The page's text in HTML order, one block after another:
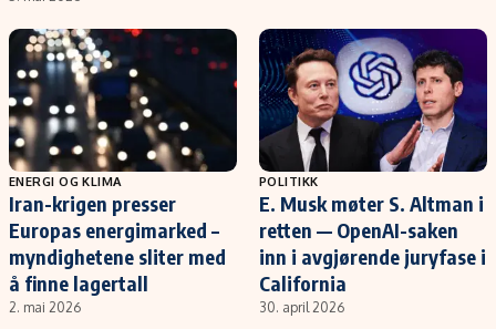
ENERGI OG KLIMA
Iran-krigen presser
Europas energimarked –
myndighetene sliter med
å finne lagertall
2. mai 2026
POLITIKK
E. Musk møter S. Altman i
retten — OpenAI-saken
inn i avgjørende juryfase i
California
30. april 2026